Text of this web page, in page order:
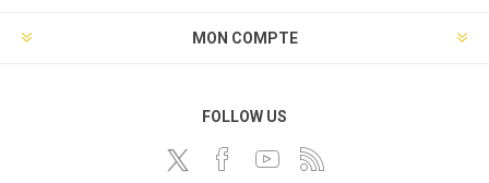
MON COMPTE
FOLLOW US